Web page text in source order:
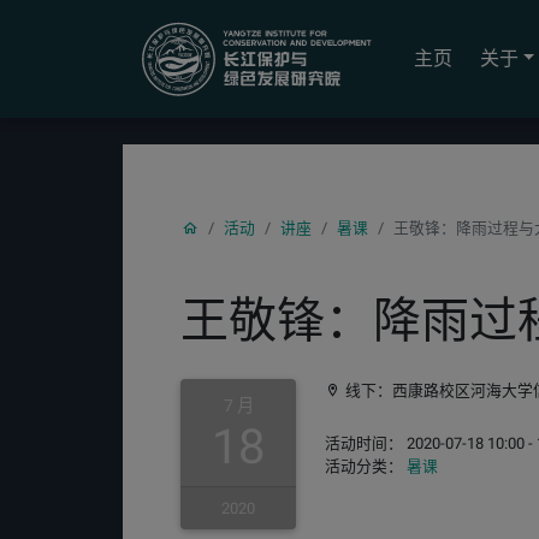
YICODE
主页 关于
活动 讲座 暑课 王敬锋：降雨过程与
王敬锋：降雨过
7 月
18
2020
线下：西康路校区河海大
活动时间： 2020-07-18 10:00 -
活动分类：暑课